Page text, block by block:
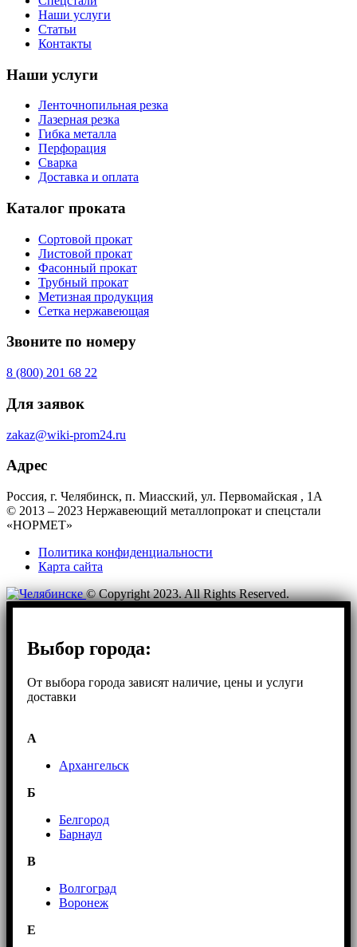
Наши услуги
Статьи
Контакты
Наши услуги
Ленточнопильная резка
Лазерная резка
Гибка металла
Перфорация
Сварка
Доставка и оплата
Каталог проката
Сортовой прокат
Листовой прокат
Фасонный прокат
Трубный прокат
Метизная продукция
Сетка нержавеющая
Звоните по номеру
8 (800) 201 68 22
Для заявок
zakaz@wiki-prom24.ru
Адрес
Россия, г. Челябинск, п. Миасский, ул. Первомайская , 1А
© 2013 – 2023 Нержавеющий металлопрокат и спецстали
«НОРМЕТ»
Политика конфиденциальности
Карта сайта
© Copyright 2023. All Rights Reserved.
Выбор города:
От выбора города зависят наличие, цены и услуги
доставки
А
Архангельск
Б
Белгород
Барнаул
В
Волгоград
Воронеж
E